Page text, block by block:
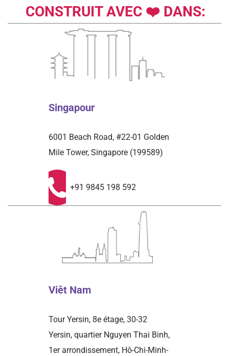
CONSTRUIT AVEC ❤️ DANS:
Singapour
6001 Beach Road, #22-01 Golden
Mile Tower, Singapore (199589)
+91 9845 198 592
Viêt Nam
Tour Yersin, 8e étage, 30-32
Yersin, quartier Nguyen Thai Binh,
1er arrondissement, Hô-Chi-Minh-